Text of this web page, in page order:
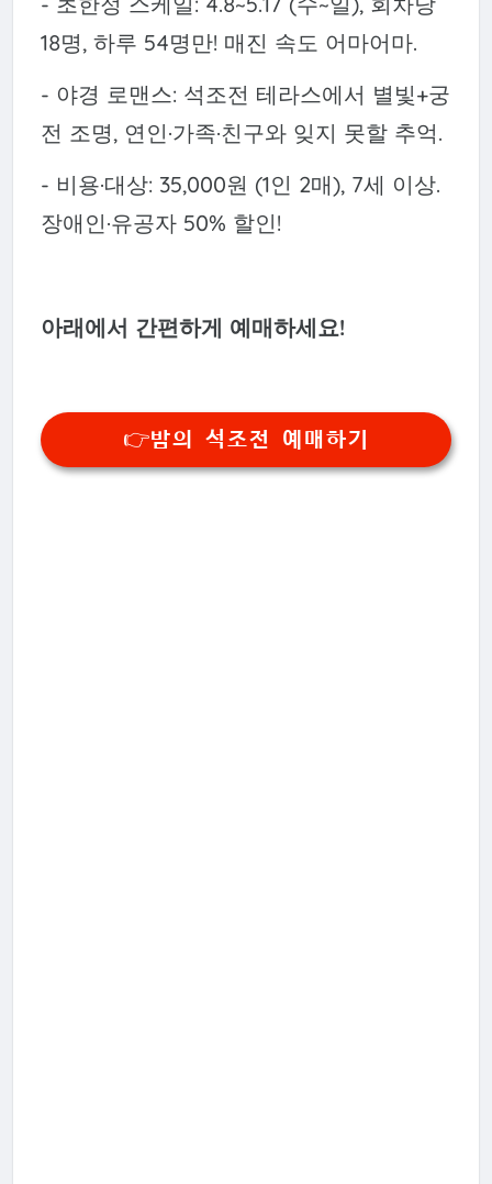
18명, 하루 54명만! 매진 속도 어마어마.
- 야경 로맨스: 석조전 테라스에서 별빛+궁
전 조명, 연인·가족·친구와 잊지 못할 추억.
- 비용·대상: 35,000원 (1인 2매), 7세 이상.
장애인·유공자 50% 할인!
아래에서 간편하게 예매하세요!
👉밤의 석조전 예매하기